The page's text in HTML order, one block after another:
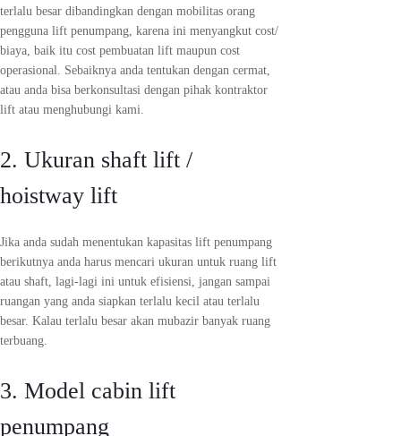
terlalu besar dibandingkan dengan mobilitas orang
pengguna lift penumpang, karena ini menyangkut cost/
biaya, baik itu cost pembuatan lift maupun cost
operasional. Sebaiknya anda tentukan dengan cermat,
atau anda bisa berkonsultasi dengan pihak kontraktor
lift atau menghubungi kami.
2. Ukuran shaft lift /
hoistway lift
Jika anda sudah menentukan kapasitas lift penumpang
berikutnya anda harus mencari ukuran untuk ruang lift
atau shaft, lagi-lagi ini untuk efisiensi, jangan sampai
ruangan yang anda siapkan terlalu kecil atau terlalu
besar. Kalau terlalu besar akan mubazir banyak ruang
terbuang.
3. Model cabin lift
penumpang